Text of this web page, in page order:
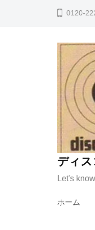
0120-
ディ
Let's
ホーム